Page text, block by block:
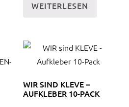
WEITERLESEN
WIR SIND KLEVE –
AUFKLEBER 10-PACK